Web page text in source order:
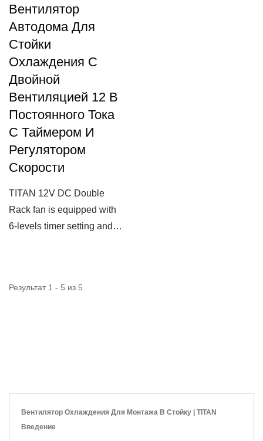
Вентилятор
Автодома Для
Стойки
Охлаждения С
Двойной
Вентиляцией 12 В
Постоянного Тока
С Таймером И
Регулятором
Скорости
TITAN 12V DC Double
Rack fan is equipped with
6-levels timer setting and
Результат 1 - 5 из 5
Вентилятор Охлаждения Для Монтажа В Стойку | TITAN
Введение